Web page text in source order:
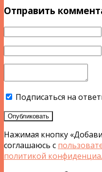
Отправить
Подписаться на
Опубликовать
Нажимая кнопку
соглашаюсь с
политикой